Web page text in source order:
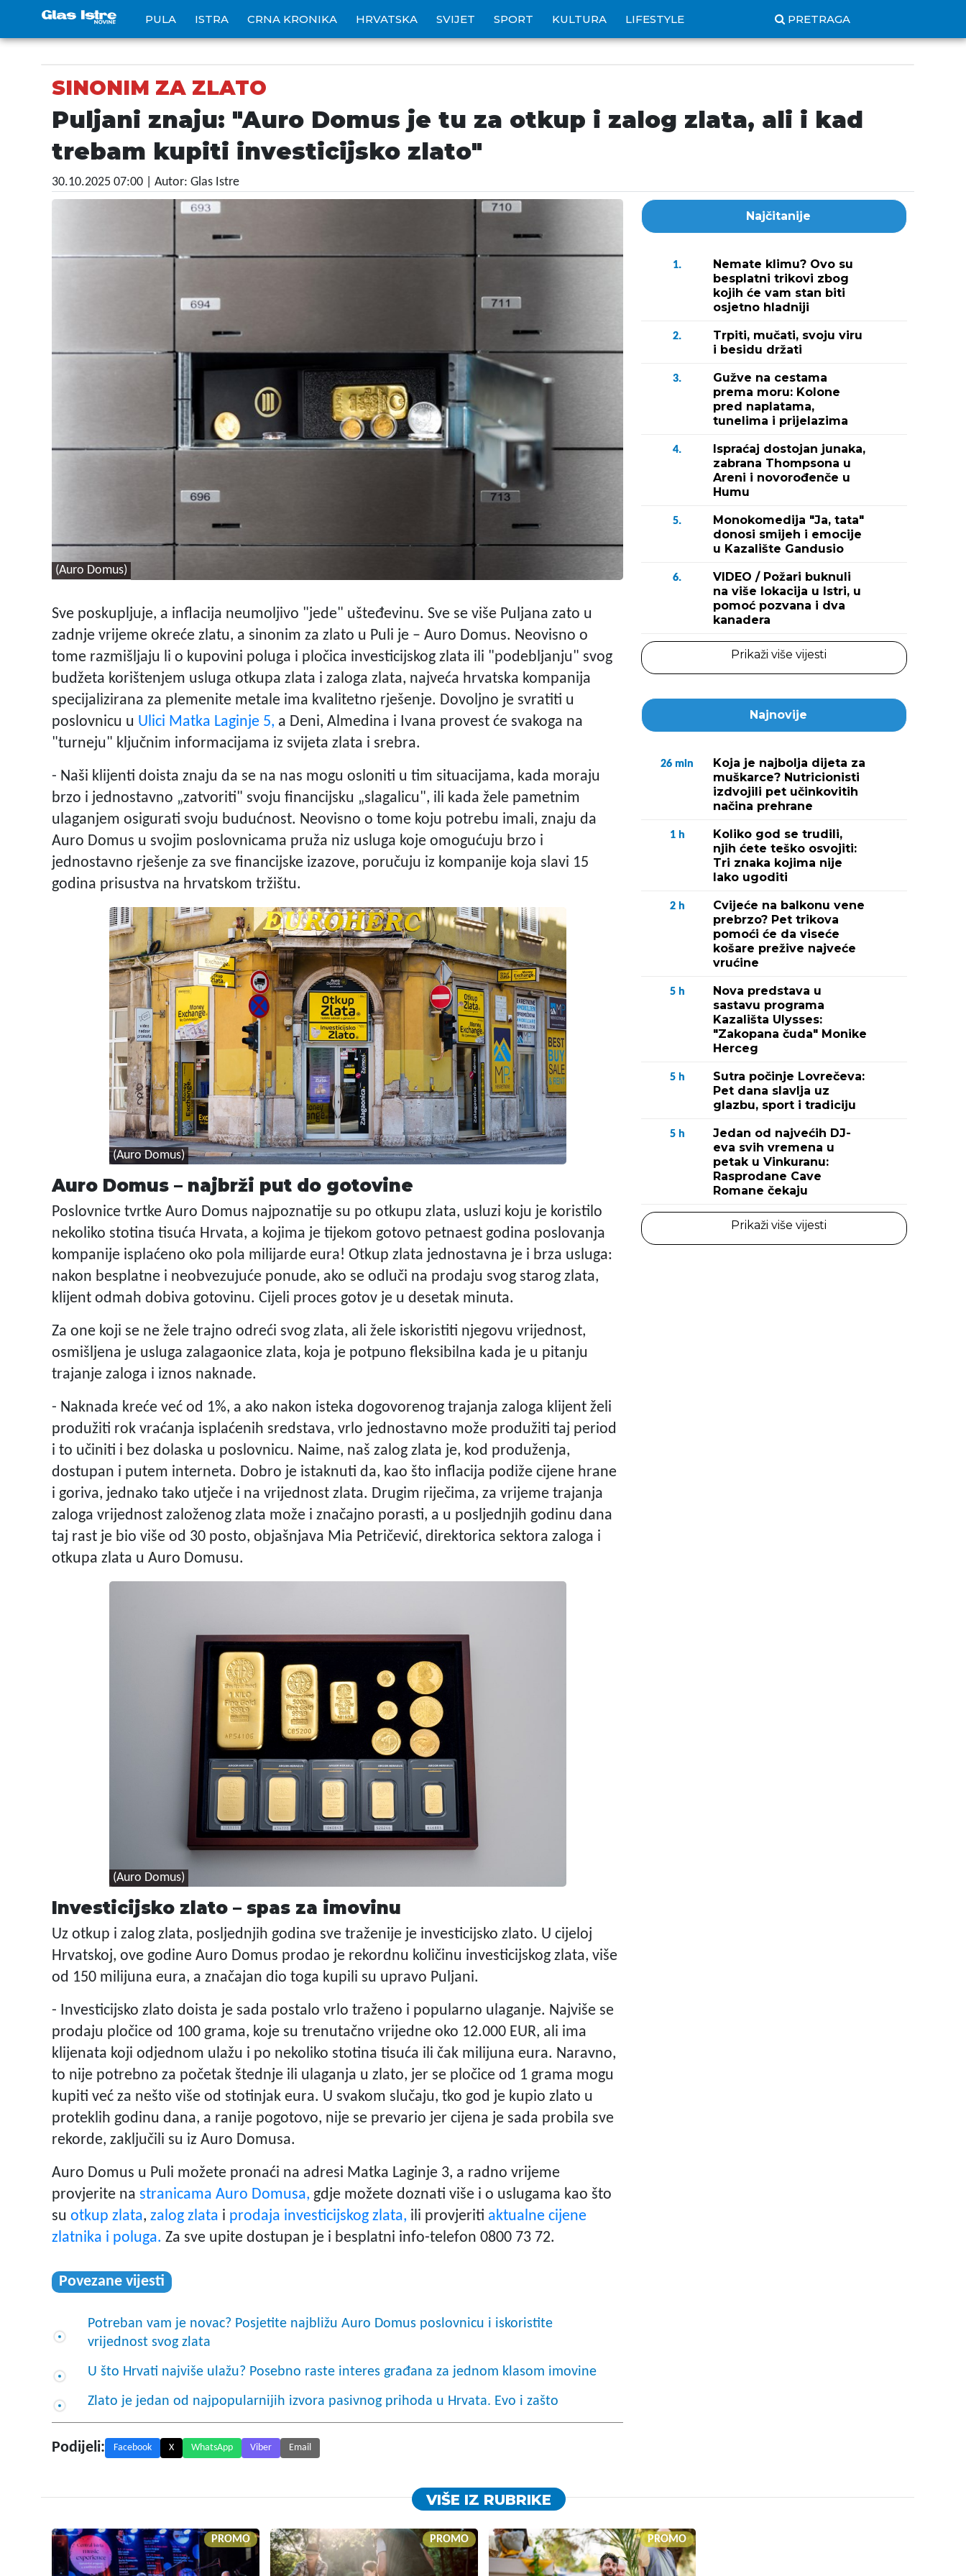
PULA ISTRA CRNA KRONIKA HRVATSKA SVIJET SPORT KULTURA LIFESTYLE PRETRAGA
SINONIM ZA ZLATO
Puljani znaju: "Auro Domus je tu za otkup i zalog zlata, ali i kad
trebam kupiti investicijsko zlato"
30.10.2025 07:00 | Autor: Glas Istre
(Auro Domus)
Sve poskupljuje, a inflacija neumoljivo "jede" ušteđevinu. Sve se više Puljana zato u
zadnje vrijeme okreće zlatu, a sinonim za zlato u Puli je – Auro Domus. Neovisno o
tome razmišljaju li o kupovini poluga i pločica investicijskog zlata ili "podebljanju" svog
budžeta korištenjem usluga otkupa zlata i zaloga zlata, najveća hrvatska kompanija
specijalizirana za plemenite metale ima kvalitetno rješenje. Dovoljno je svratiti u
poslovnicu u Ulici Matka Laginje 5, a Deni, Almedina i Ivana provest će svakoga na
"turneju" ključnim informacijama iz svijeta zlata i srebra.
- Naši klijenti doista znaju da se na nas mogu osloniti u tim situacijama, kada moraju
brzo i jednostavno „zatvoriti" svoju financijsku „slagalicu", ili kada žele pametnim
ulaganjem osigurati svoju budućnost. Neovisno o tome koju potrebu imali, znaju da
Auro Domus u svojim poslovnicama pruža niz usluga koje omogućuju brzo i
jednostavno rješenje za sve financijske izazove, poručuju iz kompanije koja slavi 15
godina prisustva na hrvatskom tržištu.
(Auro Domus)
Auro Domus – najbrži put do gotovine
Poslovnice tvrtke Auro Domus najpoznatije su po otkupu zlata, usluzi koju je koristilo
nekoliko stotina tisuća Hrvata, a kojima je tijekom gotovo petnaest godina poslovanja
kompanije isplaćeno oko pola milijarde eura! Otkup zlata jednostavna je i brza usluga:
nakon besplatne i neobvezujuće ponude, ako se odluči na prodaju svog starog zlata,
klijent odmah dobiva gotovinu. Cijeli proces gotov je u desetak minuta.
Za one koji se ne žele trajno odreći svog zlata, ali žele iskoristiti njegovu vrijednost,
osmišljena je usluga zalagaonice zlata, koja je potpuno fleksibilna kada je u pitanju
trajanje zaloga i iznos naknade.
- Naknada kreće već od 1%, a ako nakon isteka dogovorenog trajanja zaloga klijent želi
produžiti rok vraćanja isplaćenih sredstava, vrlo jednostavno može produžiti taj period
i to učiniti i bez dolaska u poslovnicu. Naime, naš zalog zlata je, kod produženja,
dostupan i putem interneta. Dobro je istaknuti da, kao što inflacija podiže cijene hrane
i goriva, jednako tako utječe i na vrijednost zlata. Drugim riječima, za vrijeme trajanja
zaloga vrijednost založenog zlata može i značajno porasti, a u posljednjih godinu dana
taj rast je bio više od 30 posto, objašnjava Mia Petričević, direktorica sektora zaloga i
otkupa zlata u Auro Domusu.
(Auro Domus)
Investicijsko zlato – spas za imovinu
Uz otkup i zalog zlata, posljednjih godina sve traženije je investicijsko zlato. U cijeloj
Hrvatskoj, ove godine Auro Domus prodao je rekordnu količinu investicijskog zlata, više
od 150 milijuna eura, a značajan dio toga kupili su upravo Puljani.
- Investicijsko zlato doista je sada postalo vrlo traženo i popularno ulaganje. Najviše se
prodaju pločice od 100 grama, koje su trenutačno vrijedne oko 12.000 EUR, ali ima
klijenata koji odjednom ulažu i po nekoliko stotina tisuća ili čak milijuna eura. Naravno,
to nije potrebno za početak štednje ili ulaganja u zlato, jer se pločice od 1 grama mogu
kupiti već za nešto više od stotinjak eura. U svakom slučaju, tko god je kupio zlato u
proteklih godinu dana, a ranije pogotovo, nije se prevario jer cijena je sada probila sve
rekorde, zaključili su iz Auro Domusa.
Auro Domus u Puli možete pronaći na adresi Matka Laginje 3, a radno vrijeme
provjerite na stranicama Auro Domusa, gdje možete doznati više i o uslugama kao što
su otkup zlata, zalog zlata i prodaja investicijskog zlata, ili provjeriti aktualne cijene
zlatnika i poluga. Za sve upite dostupan je i besplatni info-telefon 0800 73 72.
Povezane vijesti
Potreban vam je novac? Posjetite najbližu Auro Domus poslovnicu i iskoristite
vrijednost svog zlata
U što Hrvati najviše ulažu? Posebno raste interes građana za jednom klasom imovine
Zlato je jedan od najpopularnijih izvora pasivnog prihoda u Hrvata. Evo i zašto
Podijeli: Facebook X WhatsApp Viber Email
Najčitanije
1.
Nemate klimu? Ovo su
besplatni trikovi zbog
kojih će vam stan biti
osjetno hladniji
2.
Trpiti, mučati, svoju viru
i besidu držati
3.
Gužve na cestama
prema moru: Kolone
pred naplatama,
tunelima i prijelazima
4.
Ispraćaj dostojan junaka,
zabrana Thompsona u
Areni i novorođenče u
Humu
5.
Monokomedija "Ja, tata"
donosi smijeh i emocije
u Kazalište Gandusio
6.
VIDEO / Požari buknuli
na više lokacija u Istri, u
pomoć pozvana i dva
kanadera
Prikaži više vijesti
Najnovije
26 min
Koja je najbolja dijeta za
muškarce? Nutricionisti
izdvojili pet učinkovitih
načina prehrane
1 h
Koliko god se trudili,
njih ćete teško osvojiti:
Tri znaka kojima nije
lako ugoditi
2 h
Cvijeće na balkonu vene
prebrzo? Pet trikova
pomoći će da viseće
košare prežive najveće
vrućine
5 h
Nova predstava u
sastavu programa
Kazališta Ulysses:
"Zakopana čuda" Monike
Herceg
5 h
Sutra počinje Lovrečeva:
Pet dana slavlja uz
glazbu, sport i tradiciju
5 h
Jedan od najvećih DJ-
eva svih vremena u
petak u Vinkuranu:
Rasprodane Cave
Romane čekaju
Prikaži više vijesti
VIŠE IZ RUBRIKE
PROMO PROMO PROMO